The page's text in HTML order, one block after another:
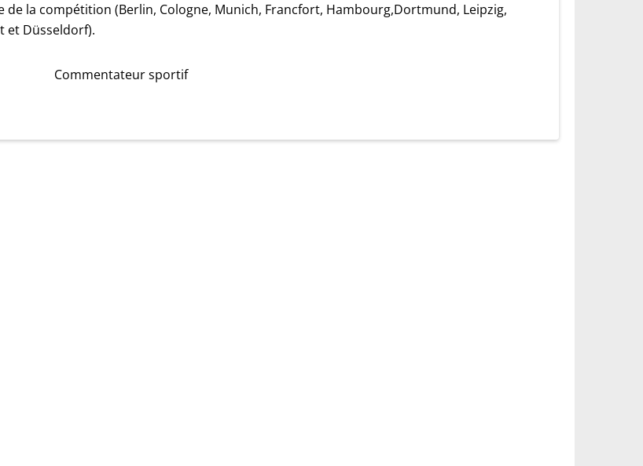
de la compétition (Berlin, Cologne, Munich, Francfort, Hambourg,Dortmund, Leipzig,
et Düsseldorf).
Commentateur sportif